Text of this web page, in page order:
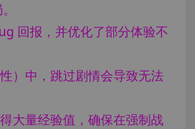
回报，并优化了部分体验不
）中，跳过剧情会导致无法
大量经验值，确保在强制战